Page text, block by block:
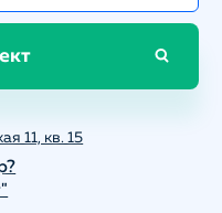
11, кв. 15